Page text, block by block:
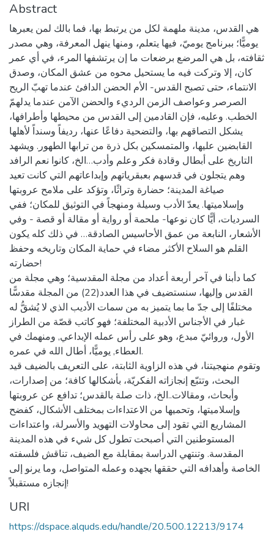
Abstract
هي القدس، مدينة ملهمة لكل من يرتبط بها، فما بالك لمن يعبرها
يوميًّا؛ ببرنامج يوميّ، فيها يتعلم، ومنها ينهل المعرفة، وهي مصدر
ثقافته، بل هي المرضع برضعات ما إن يرتشفها المرء، في أي عمر
كان، إلا وتركت فيه ما يستحيل محوه من عشق المكان، وصدق
الانتماء، حتى تصبح القدس- الأم الحضن الدافئ عندما تهبّ الريح
الصرصر وعواصف الزمن الرديء والحضن الآمن عندما يدلهمّ
الخطب. وعليه، فإن القادمين إلى القدس من محيطها وأطرافها،
يشكل التصاقهم بها، والتضحية دفاعًا عنها، رديفاً وسنداً لأهلها
القابضين عليها، والمتمسكين بكل ذرة من ترابها الطهور. ويشهد
التاريخ على أبطال وقادة فكر وعلم وأدب…الخ، كانوا نعم الرافد
وهم يتجلون في قدسهم بعبقرياتهم وإبداعاتهم التي كانت تعيد
صياغة المدينة؛ حضارة وتراثًا، وتؤكد على ملامح عروبتها
وإسلاميتها. يعدّ الأدب وسيلة ومنهجاً في التوثيق للمكان؛ ففي
السرديات، أيًّا كان نوعها- ملحمة أو رواية أو مقالة أو قصة - وفي
الأشعار، النابعة من عمق الأحاسيس الصادقة… في ذلك كله يكون
القلم هو السلاح الأكثر مضاء في حماية المكان وتاريخه وحفظ
حضارته!
كما دأبنا في آخر أربعة أعداد من مجلة المقدسية؛ وهي مجلة من
القدس وإليها، سنستضيف في هذا العدد(22) من المجلة مقدسًّا
مختلفًا إلى جدّ ما بما يتميز به من سمات الأديب الذي لا يُشقُّ له
غبار في الأجناس الأدبية المختلفة؛ فهو كاتب قصّة من الطراز
الأول، وروائيّ مبدع، وهو على رأس عمله الإبداعي, ومنهمك في
العطاء, يوميًّا، أطال الله في عمره.
وتقوم منهجيتنا، في هذه الزاوية الثابتة، على التعريف بالضيف قيد
البحث، وتتبّع إنجازاته الفكريّة، بأشكالها كافة؛ من إصدارات،
وأبحاث، ومقالات..الخ، ذات صلة بالقدس؛ تدافع عن عروبتها
وإسلاميتها، وتحميها من الاعتداءات بمختلف الأشكال، كفضح
المشاريع التي تقود إلى محاولات التهويد والأسرلة، واعتداءات
المستوطنين التي أصبحت تطول كل شيء في هذه المدينة
المقدسة. وتنتهي الدراسة بمقابلة مع الضيف، تناقش فلسفته
الخاصة وأهدافه التي حققها بجهده وعمله المتواصل، وما يرنو إلى
إنجازه مستقبلاً!
URI
https://dspace.alquds.edu/handle/20.500.12213/9174